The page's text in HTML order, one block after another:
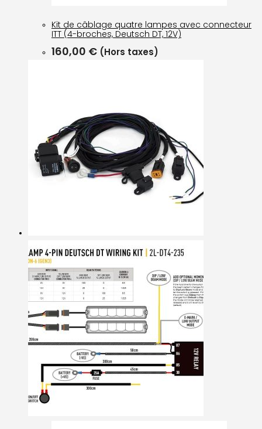
Kit de câblage quatre lampes avec connecteur
ITT (4-broches, Deutsch DT, 12V)
160,00 € (Hors taxes)